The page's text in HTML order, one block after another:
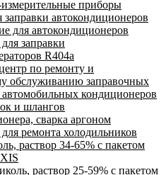
приборы
автокондиционеров
для автокондиционеров
заправки
R404a
по ремонту и
обслуживанию заправочных
автомобильных кондиционеров
и шлангов
сварка аргоном
ремонта холодильников
раствор 34-65% с пакетом
раствор 25-59% с пакетом